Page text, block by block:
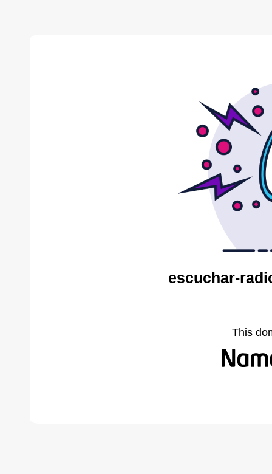
escuchar-
This